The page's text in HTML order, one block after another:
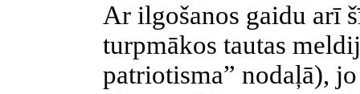
Ar ilgošanos gaidu arī
turpmākos tautas
patriotisma” nodaļā),